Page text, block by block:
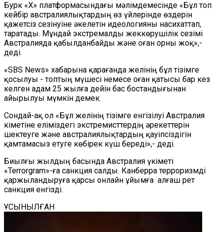
Бурк «X» платформасындағы мәлімдемесінде «Бұл топ
кейбір австралиялықтардың өз үйлерінде өздерін
қажетсіз сезінуіне әкелетін идеологияны насихаттап,
таратады. Мұндай экстремалды жеккөрушілік сезімі
Австралияда қабылданбайды және оған орны жоқ»,-
деді.
«SBS News» хабарына қарағанда желінің бұл тізімге
қосылуы - топтың мүшесі немесе оған қатысы бар кез
келген адам 25 жылға дейін бас бостандығынан
айырылуы мүмкін демек.
Сондай-ақ ол «Бұл желінің тізімге енгізілуі Австралия
Үкіметіне еліміздегі экстремисттердің әрекеттерін
шектеуге және австралиялықтардың қауіпсіздігін
қамтамасыз етуге көбірек күш береді»,- деді.
Биылғы жылдың басында Австралия үкіметі
«Terrorgram»-ға санкция салды. Канберра терроризмді
қаржыландыруға қарсы онлайн ұйымға алғаш рет
санкция енгізді.
ҰСЫНЫЛҒАН